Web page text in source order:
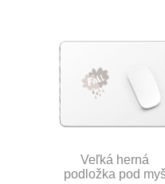
Veľká herná
podložka pod